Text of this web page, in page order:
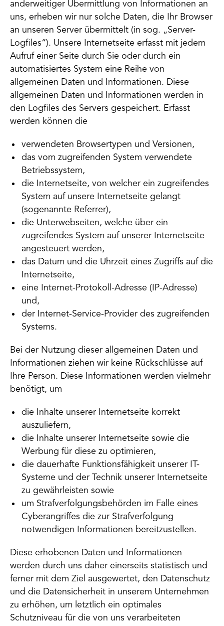
anderweitiger Übermittlung von Informationen an
uns, erheben wir nur solche Daten, die Ihr Browser
an unseren Server übermittelt (in sog. „Server-
Logfiles“). Unsere Internetseite erfasst mit jedem
Aufruf einer Seite durch Sie oder durch ein
automatisiertes System eine Reihe von
allgemeinen Daten und Informationen. Diese
allgemeinen Daten und Informationen werden in
den Logfiles des Servers gespeichert. Erfasst
werden können die
verwendeten Browsertypen und Versionen,
das vom zugreifenden System verwendete
Betriebssystem,
die Internetseite, von welcher ein zugreifendes
System auf unsere Internetseite gelangt
(sogenannte Referrer),
die Unterwebseiten, welche über ein
zugreifendes System auf unserer Internetseite
angesteuert werden,
das Datum und die Uhrzeit eines Zugriffs auf die
Internetseite,
eine Internet-Protokoll-Adresse (IP-Adresse)
und,
der Internet-Service-Provider des zugreifenden
Systems.
Bei der Nutzung dieser allgemeinen Daten und
Informationen ziehen wir keine Rückschlüsse auf
Ihre Person. Diese Informationen werden vielmehr
benötigt, um
die Inhalte unserer Internetseite korrekt
auszuliefern,
die Inhalte unserer Internetseite sowie die
Werbung für diese zu optimieren,
die dauerhafte Funktionsfähigkeit unserer IT-
Systeme und der Technik unserer Internetseite
zu gewährleisten sowie
um Strafverfolgungsbehörden im Falle eines
Cyberangriffes die zur Strafverfolgung
notwendigen Informationen bereitzustellen.
Diese erhobenen Daten und Informationen
werden durch uns daher einerseits statistisch und
ferner mit dem Ziel ausgewertet, den Datenschutz
und die Datensicherheit in unserem Unternehmen
zu erhöhen, um letztlich ein optimales
Schutzniveau für die von uns verarbeiteten